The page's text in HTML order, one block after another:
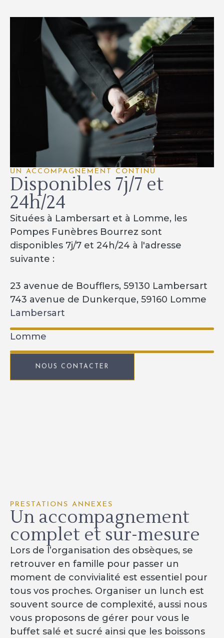
UN ACCOMPAGNEMENT CONTINU
Disponibles 7j/7 et
24h/24
Situées à Lambersart et à Lomme, les
Pompes Funèbres Bourrez sont
disponibles 7j/7 et 24h/24 à l'adresse
suivante :
23 avenue de Boufflers, 59130 Lambersart
743 avenue de Dunkerque, 59160 Lomme
Lambersart
Lomme
NOUS CONTACTER
PRESTATIONS ANNEXES
Un accompagnement
complet et sur-mesure
Lors de l’organisation des obsèques, se
retrouver en famille pour passer un
moment de convivialité est essentiel pour
tous vos proches. Organiser un lunch est
souvent source de complexité, aussi nous
vous proposons de gérer pour vous le
buffet salé et sucré ainsi que les boissons